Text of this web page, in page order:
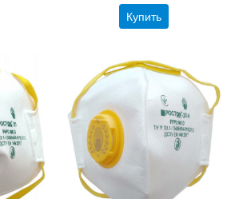
Купить